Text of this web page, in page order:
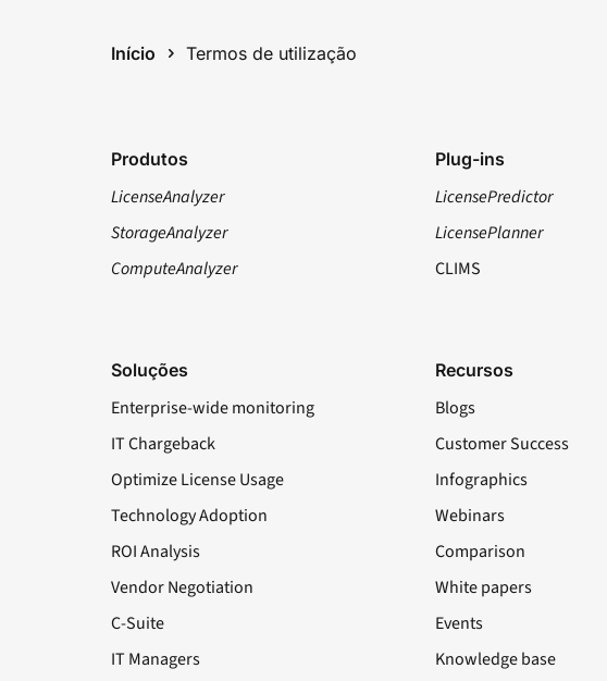
Início Termos de utilização
Produtos
LicenseAnalyzer
StorageAnalyzer
ComputeAnalyzer
Plug-ins
LicensePredictor
LicensePlanner
CLIMS
Soluções
Enterprise-wide monitoring
IT Chargeback
Optimize License Usage
Technology Adoption
ROI Analysis
Vendor Negotiation
C-Suite
IT Managers
Recursos
Blogs
Customer Success
Infographics
Webinars
Comparison
White papers
Events
Knowledge base